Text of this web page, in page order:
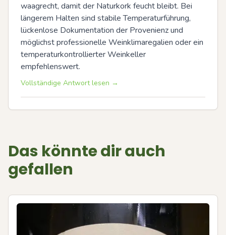
waagrecht, damit der Naturkork feucht bleibt. Bei
längerem Halten sind stabile Temperaturführung,
lückenlose Dokumentation der Provenienz und
möglichst professionelle Weinklimaregalien oder ein
temperaturkontrollierter Weinkeller
empfehlenswert.
Vollständige Antwort lesen →
Das könnte dir auch
gefallen